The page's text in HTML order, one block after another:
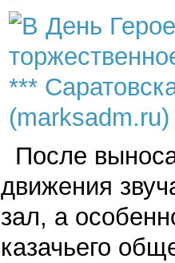
После
движения
зал, а
казачьего